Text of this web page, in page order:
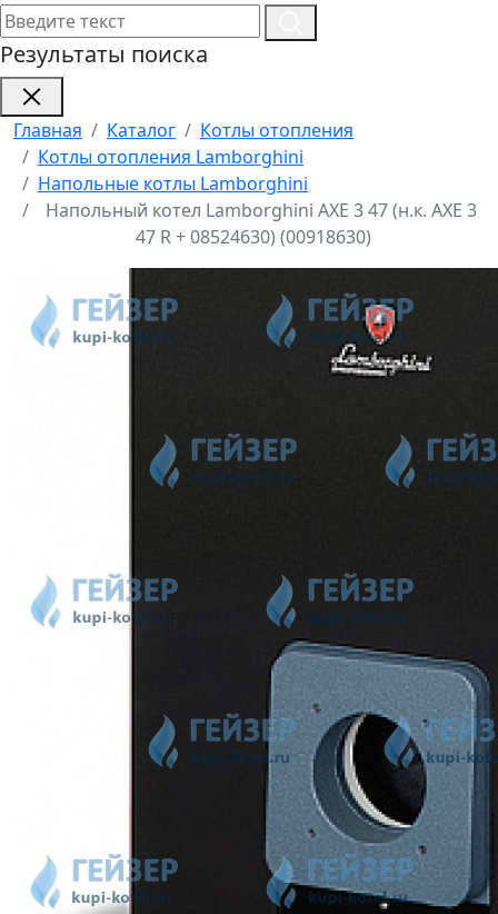
Результаты поиска
Главная Каталог
Котлы отопления
Котлы отопления Lamborghini
Напольные котлы Lamborghini
Напольный котел Lamborghini AXE 3 47 (н.к. AXE 3
47 R + 08524630) (00918630)